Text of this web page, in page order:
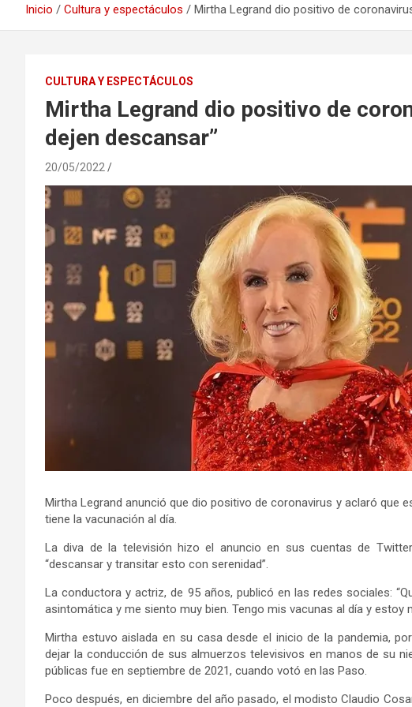
Inicio Cultura y espectáculos Mirtha Legrand dio positivo de
CULTURA Y ESPECTÁCULOS
Mirtha Legrand dio positivo de
dejen descansar”
20/05/2022
Mirtha Legrand anunció que dio positivo de coronavirus y aclaró que
tiene la vacunación al día.
La diva de la televisión hizo el anuncio en sus cuentas de
“descansar y transitar esto con serenidad”.
La conductora y actriz, de 95 años, publicó en las redes sociales:
asintomática y me siento muy bien. Tengo mis vacunas al día y estoy
Mirtha estuvo aislada en su casa desde el inicio de la pandemia,
dejar la conducción de sus almuerzos televisivos en manos de su
públicas fue en septiembre de 2021, cuando votó en las Paso.
Poco después, en diciembre del año pasado, el modisto Claudio